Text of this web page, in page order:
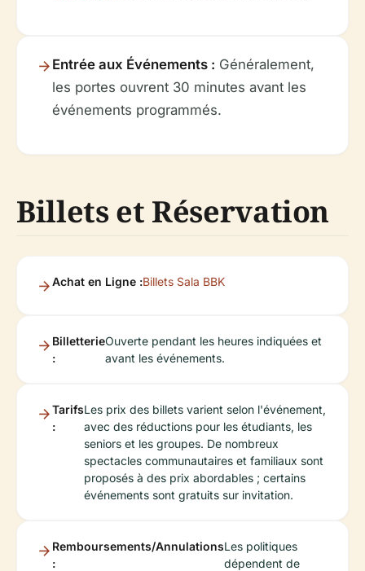
Entrée aux Événements : Généralement,
les portes ouvrent 30 minutes avant les
événements programmés.
Billets et Réservation
Achat en Ligne :Billets Sala BBK
Billetterie
:
Ouverte pendant les heures indiquées et
avant les événements.
Tarifs
:
Les prix des billets varient selon l'événement,
avec des réductions pour les étudiants, les
seniors et les groupes. De nombreux
spectacles communautaires et familiaux sont
proposés à des prix abordables ; certains
événements sont gratuits sur invitation.
Remboursements/Annulations
:
Les politiques
dépendent de